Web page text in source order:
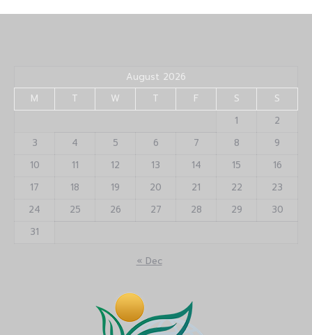
August 2026
M
T W T F S
S
1
2
3
4 5 6 7 8
9
10
11 12 13 14 15
16
17
18 19 20 21 22
23
24
25 26 27 28 29
30
31
« Dec